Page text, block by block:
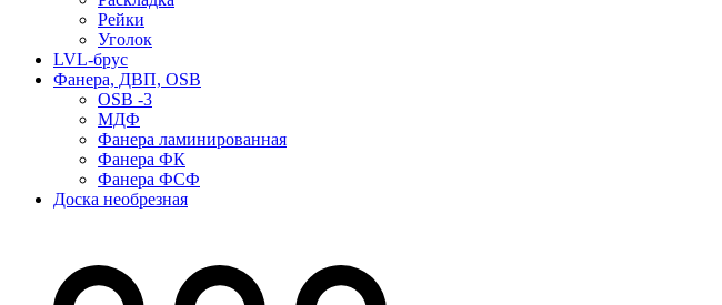
Рейки
Уголок
LVL-брус
Фанера, ДВП, OSB
OSB -3
МДФ
Фанера ламинированная
Фанера ФК
Фанера ФСФ
Доска необрезная